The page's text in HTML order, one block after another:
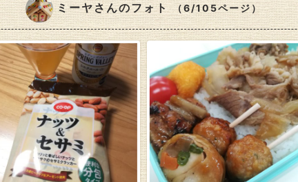
ミーヤさんのフォト （6/105ページ）